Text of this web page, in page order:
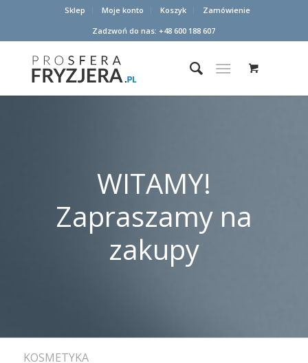
Sklep Moje konto Koszyk
Zamówienie
Zadzwoń do nas: +48 600 188 607
WITAMY!
Zapraszamy na
zakupy
KOSMETYKA